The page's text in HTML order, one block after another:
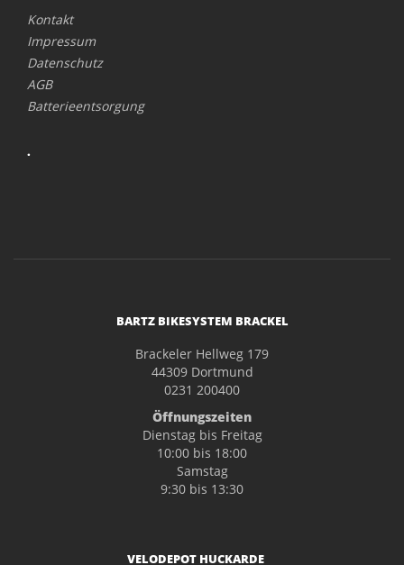
Kontakt
Impressum
Datenschutz
AGB
Batterieentsorgung
.
BARTZ BIKESYSTEM BRACKEL
Brackeler Hellweg 179
44309 Dortmund
0231 200400
Öffnungszeiten
Dienstag bis Freitag
10:00 bis 18:00
Samstag
9:30 bis 13:30
VELODEPOT HUCKARDE